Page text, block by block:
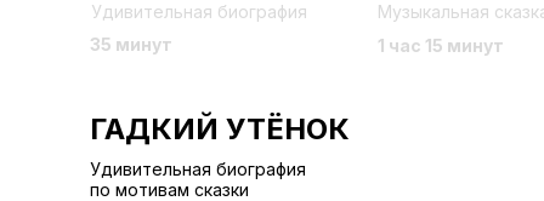
Музыкальная
1 час 15 минут
Удивительная биография
35 минут
Удивительная биография
по мотивам сказки
ГАДКИЙ УТЁНОК